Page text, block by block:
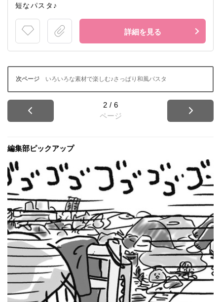
短なパスタ♪
詳細を見る
いろいろな素材で楽しむ♪さっぱり和風パスタ
2 / 6
ページ
編集部ピックアップ